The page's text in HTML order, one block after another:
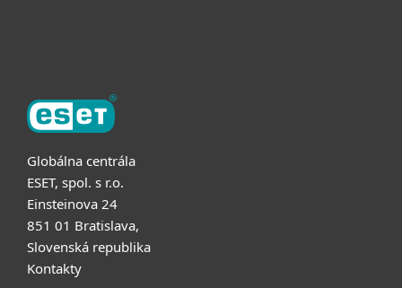
Globálna centrála
ESET, spol. s r.o.
Einsteinova 24
851 01 Bratislava,
Slovenská republika
Kontakty